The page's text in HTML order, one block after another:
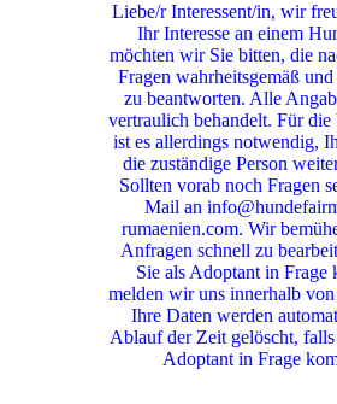
Liebe/r Interessent/in, wir
Ihr Interesse an einem
möchten wir Sie bitten, die
Fragen wahrheitsgemäß
zu beantworten. Alle
vertraulich behandelt. Für
ist es allerdings notwendig,
die zuständige Person
Sollten vorab noch Fragen
Mail an
rumaenien.com. Wir
Anfragen schnell zu
Sie als Adoptant in Frage
melden wir uns innerhalb
Ihre Daten werden
Ablauf der Zeit gelöscht,
Adoptant in Frage